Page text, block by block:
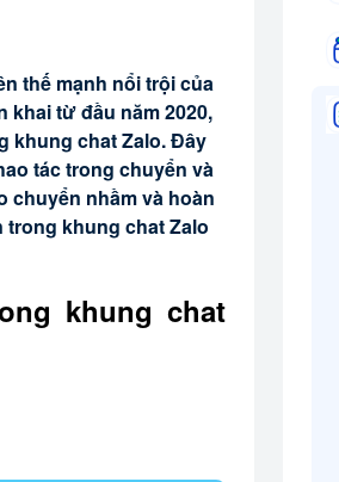
thế mạnh nổi trội của
từ đầu năm 2020,
khung chat Zalo. Đây
tác trong chuyển và
chuyển nhầm và hoàn
trong khung chat Zalo
khung chat